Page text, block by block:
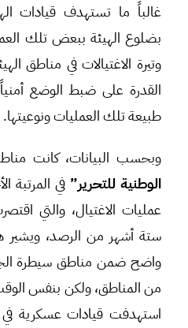
غالباً ما تستهدف قيادات
بضلوع الهيئة ببعض تلك
وتيرة الاغتيالات في مناطق
القدرة على ضبط الوضع
طبيعة تلك العمليات ونوعيتها.
وبحسب البيانات، كانت
الوطنية للتحرير” في المرتبة
ستة أشهر من الرصد، ويشير
واضح ضمن مناطق سيطرة
من المناطق، ولكن بنفس
استهدفت قيادات عسكرية في